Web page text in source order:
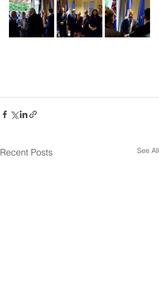
Recent Posts See All